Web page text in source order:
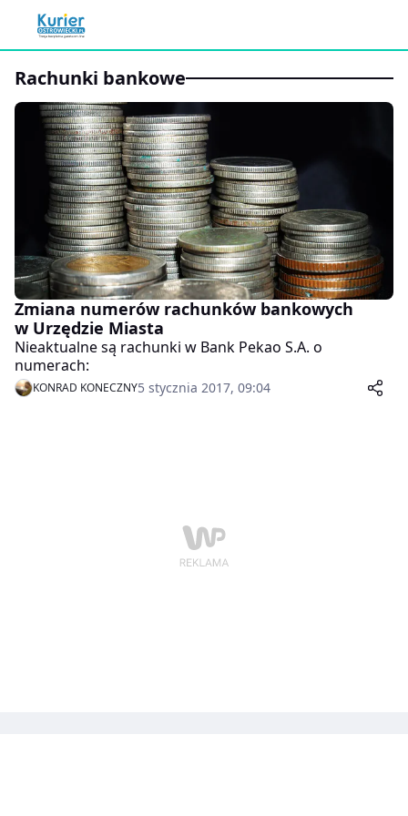
Rachunki bankowe
Zmiana numerów rachunków bankowych
w Urzędzie Miasta
Nieaktualne są rachunki w Bank Pekao S.A. o
numerach:
KONRAD KONECZNY5 stycznia 2017, 09:04